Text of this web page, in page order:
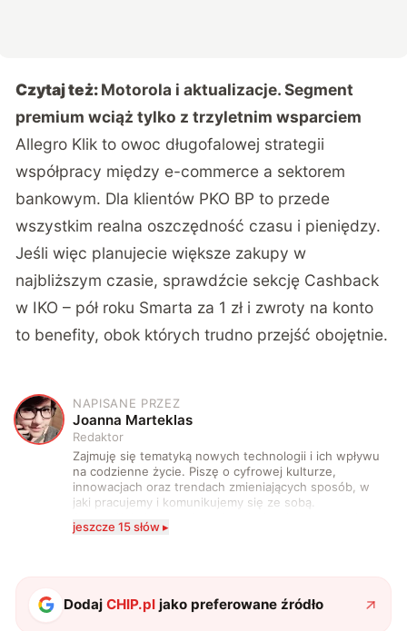
Czytaj też:Motorola i aktualizacje. Segment
premium wciąż tylko z trzyletnim wsparciem
Allegro Klik to owoc długofalowej strategii
współpracy między e-commerce a sektorem
bankowym. Dla klientów PKO BP to przede
wszystkim realna oszczędność czasu i pieniędzy.
Jeśli więc planujecie większe zakupy w
najbliższym czasie, sprawdźcie sekcję Cashback
w IKO – pół roku Smarta za 1 zł i zwroty na konto
to benefity, obok których trudno przejść obojętnie.
J
NAPISANE PRZEZ
Joanna Marteklas
Redaktor
Zajmuję się tematyką nowych technologii i ich wpływu
na codzienne życie. Piszę o cyfrowej kulturze,
innowacjach oraz trendach zmieniających sposób, w
jaki pracujemy i komunikujemy się ze sobą.
technologii a współczesną popkulturą. W wolnych
jeszcze 15 słów ▸
DodajCHIP.pl jako preferowane źródło